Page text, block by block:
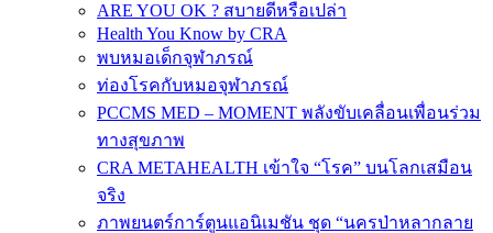
ARE YOU OK ? สบายดีหรือเปล่า
Health You Know by CRA
พบหมอเด็กจุฬาภรณ์
ท่องโรคกับหมอจุฬาภรณ์
PCCMS MED – MOMENT พลังขับเคลื่อนเพื่อนร่วม
ทางสุขภาพ
CRA METAHEALTH เข้าใจ “โรค” บนโลกเสมือน
จริง
ภาพยนตร์การ์ตูนแอนิเมชัน ชุด “นครป่าหลากลาย